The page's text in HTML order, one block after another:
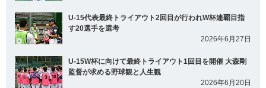
U-15代表最終トライアウト2回目が行われW杯連覇目指
す20選手を選考
2026年6月27日
U-15W杯に向けて最終トライアウト1回目を開催 大森剛
監督が求める野球観と人生観
2026年6月20日